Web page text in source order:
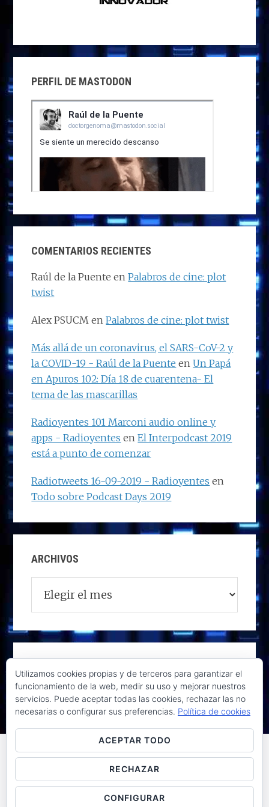
PERFIL DE MASTODON
COMENTARIOS RECIENTES
Raúl de la Puente enPalabros de cine: plot
twist
Alex PSUCM enPalabros de cine: plot twist
Más allá de un coronavirus, el SARS-CoV-2 y
la COVID-19 - Raúl de la Puente enUn Papá
en Apuros 102: Día 18 de cuarentena- El
tema de las mascarillas
Radioyentes 101 Marconi audio online y
apps - Radioyentes enEl Interpodcast 2019
está a punto de comenzar
Radiotweets 16-09-2019 - Radioyentes en
Todo sobre Podcast Days 2019
ARCHIVOS
Raúl de la Puente - Derechos reservados© 2026 ·
Acceder
Utilizamos cookies propias y de terceros para garantizar el
funcionamiento de la web, medir su uso y mejorar nuestros
servicios. Puede aceptar todas las cookies, rechazar las no
necesarias o configurar sus preferencias. Política de cookies
ACEPTAR TODO
RECHAZAR
CONFIGURAR